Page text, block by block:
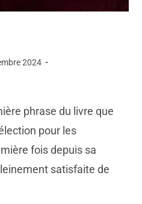
2024
phrase du livre que
pour les
fois depuis sa
satisfaite de